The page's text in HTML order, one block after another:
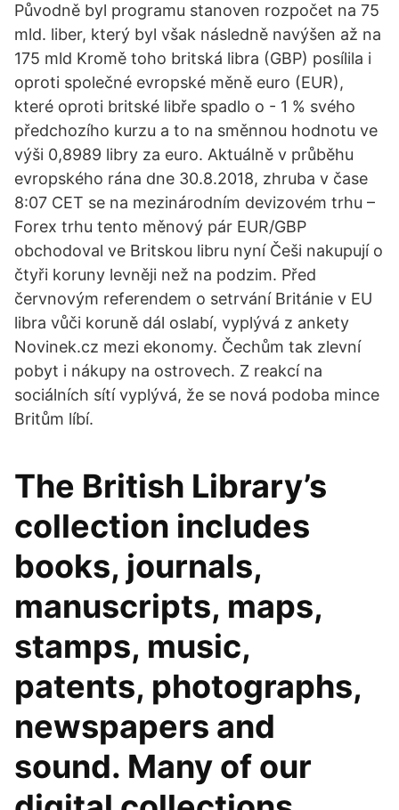
Původně byl programu stanoven rozpočet na 75
mld. liber, který byl však následně navýšen až na
175 mld Kromě toho britská libra (GBP) posílila i
oproti společné evropské měně euro (EUR),
které oproti britské libře spadlo o - 1 % svého
předchozího kurzu a to na směnnou hodnotu ve
výši 0,8989 libry za euro. Aktuálně v průběhu
evropského rána dne 30.8.2018, zhruba v čase
8:07 CET se na mezinárodním devizovém trhu –
Forex trhu tento měnový pár EUR/GBP
obchodoval ve Britskou libru nyní Češi nakupují o
čtyři koruny levněji než na podzim. Před
červnovým referendem o setrvání Británie v EU
libra vůči koruně dál oslabí, vyplývá z ankety
Novinek.cz mezi ekonomy. Čechům tak zlevní
pobyt i nákupy na ostrovech. Z reakcí na
sociálních sítí vyplývá, že se nová podoba mince
Britům líbí.
The British Library’s
collection includes
books, journals,
manuscripts, maps,
stamps, music,
patents, photographs,
newspapers and
sound. Many of our